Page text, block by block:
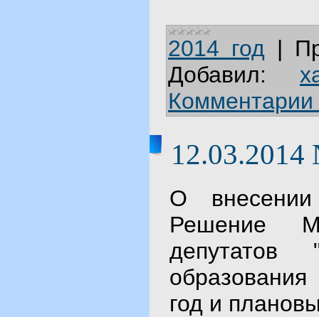
2014 год |
Добавил:
Комментарии
О
Решение
депутатов
год и